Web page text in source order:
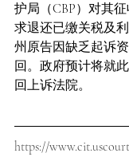
护局（CBP）对其
求退还已缴关税及
州原告因缺乏起诉
回。政府预计将就
回上诉法院。
https://